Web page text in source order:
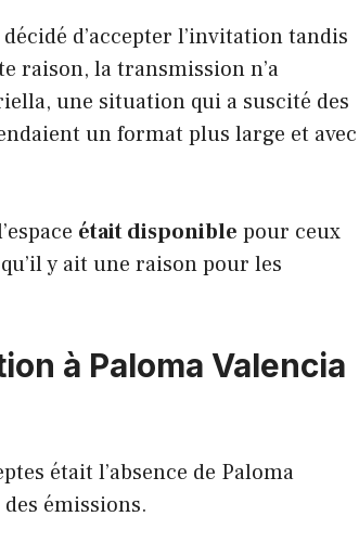
d’accepter l’invitation tandis
raison, la transmission n’a
une situation qui a suscité des
un format plus large et avec
était disponible pour ceux
y ait une raison pour les
à Paloma Valencia
était l’absence de Paloma
émissions.